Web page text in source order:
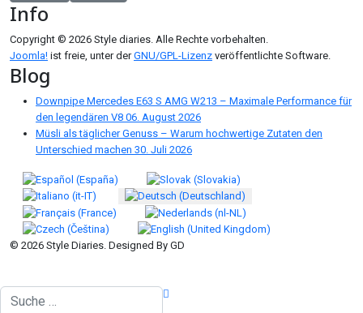
Info
Copyright © 2026 Style diaries. Alle Rechte vorbehalten.
Joomla! ist freie, unter derGNU/GPL-Lizenz veröffentlichte Software.
Blog
Downpipe Mercedes E63 S AMG W213 – Maximale Performance für
den legendären V8 06. August 2026
Müsli als täglicher Genuss – Warum hochwertige Zutaten den
Unterschied machen 30. Juli 2026
Sprache auswählen
© 2026 Style Diaries. Designed By GD
Suchen